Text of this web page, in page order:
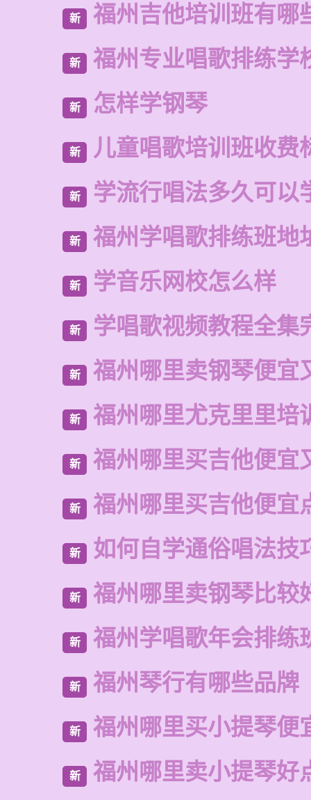
新 福州吉他培训班有哪
新 福州专业唱歌排练学
新 怎样学钢琴
新 儿童唱歌培训班收费
新 学流行唱法多久可以
新 福州学唱歌排练班地
新 学音乐网校怎么样
新 学唱歌视频教程全集
新 福州哪里卖钢琴便宜
新 福州哪里尤克里里培
新 福州哪里买吉他便宜
新 福州哪里买吉他便宜
新 如何自学通俗唱法技
新 福州哪里卖钢琴比较
新 福州学唱歌年会排练
新 福州琴行有哪些品牌
新 福州哪里买小提琴便
新 福州哪里卖小提琴好